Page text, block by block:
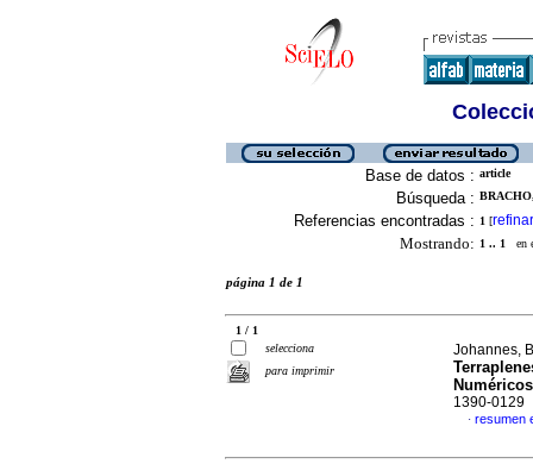
Base de datos : article
Búsqueda :
Referencias encontradas : 1 [refinar
Mostrando: 1 .. 1 en
página 1 de 1
1 / 1
selecciona
para imprimir
Johannes,
Numéricos
1390-0129
· resumen